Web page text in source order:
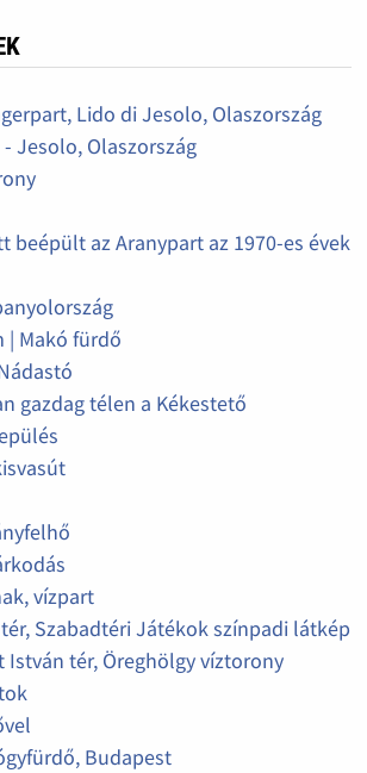
Lido di Jesolo, Olaszország
Jesolo, Olaszország
beépült az Aranypart az 1970-es évek
| Makó fürdő
gazdag télen a Kékestető
vízpart
Szabadtéri Játékok színpadi látkép
István tér, Öreghölgy víztorony
Budapest